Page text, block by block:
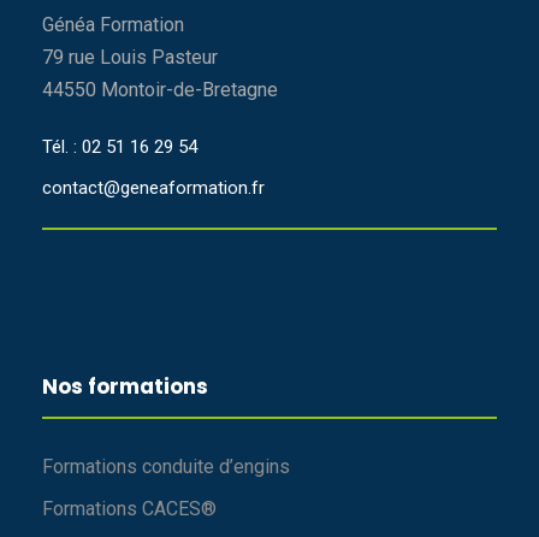
Généa Formation
79 rue Louis Pasteur
44550 Montoir-de-Bretagne
Tél. : 02 51 16 29 54
contact@geneaformation.fr
Nos formations
Formations conduite d’engins
Formations CACES®